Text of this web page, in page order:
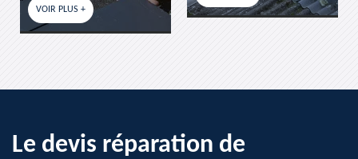
Le devis réparation de